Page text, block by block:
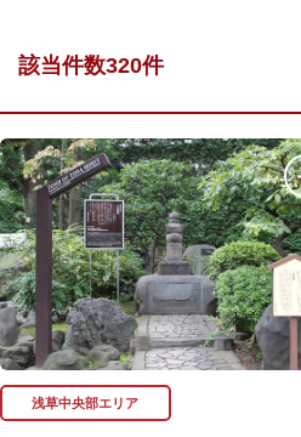
該当件数320件
浅草中央部エリア